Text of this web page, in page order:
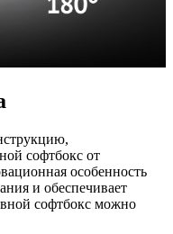
софтбокс от
особенность
и обеспечивает
софтбокс можно